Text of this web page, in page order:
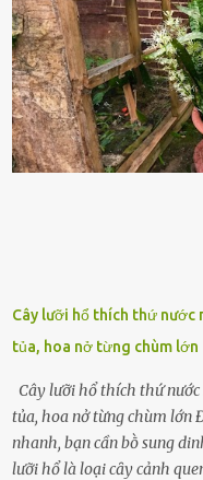
thanh niên ᵭḗn trung niên,
ⱪhát sinh lý ⱪhȏng thể
sức ⱪhỏe của quȃn ᵭội, mà
nḗu tình trạng trở nên
những binh lính này phải
ᵭḕ này ᵭã ᵭược xem xét từ
với t...
Cây lưỡi hổ thích thứ nước
tủa, hoa nở từng chùm lớn
Cây lưỡi hổ thích thứ
tủa, hoa nở từng chùm lớn
nhanh, bạn cần bṑ sung
lưỡi hổ là loại cȃy cảnh